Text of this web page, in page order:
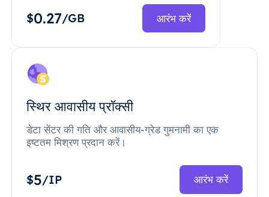
$0.27/GB आरंभ करें
स्थिर आवासीय प्रॉक्सी
डेटा सेंटर की गति और आवासीय-ग्रेड गुमनामी का एक
इष्टतम मिश्रण प्रदान करें।
$5/IP आरंभ करें